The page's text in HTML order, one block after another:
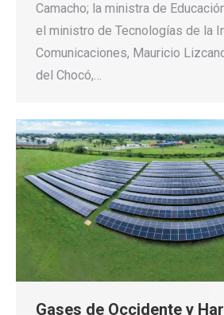
Camacho; la ministra de
el ministro de Tecnologías de la
Comunicaciones, Mauricio
del Chocó,…
Gases de Occidente y